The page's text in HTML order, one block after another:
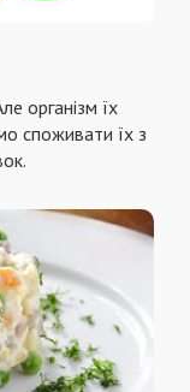
організм їх
споживати їх з